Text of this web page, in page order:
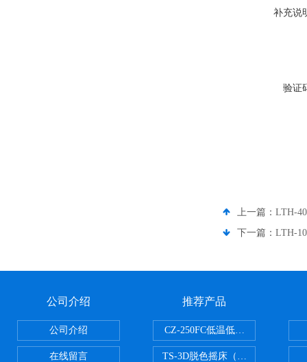
补充说
验证
上一篇： LTH-
下一篇： LTH-
公司介绍
公司介绍
在线留言
推荐产品
CZ-250FC低温低湿种子储藏柜
TS-3D脱色摇床（三维运动）